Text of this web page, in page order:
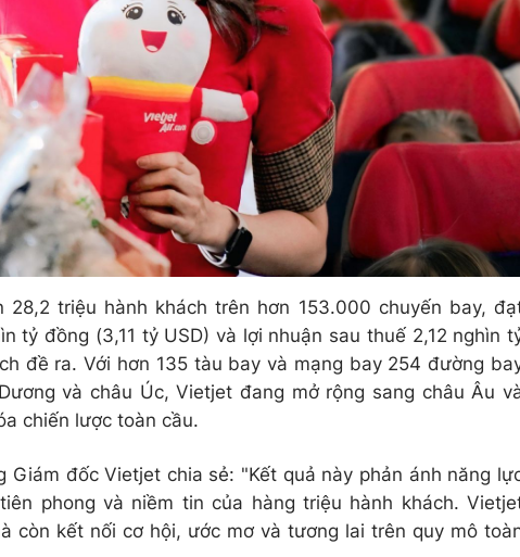
28,2 triệu hành khách trên hơn 153.000 chuyến bay,
tỷ đồng (3,11 tỷ USD) và lợi nhuận sau thuế 2,12 nghìn
đề ra. Với hơn 135 tàu bay và mạng bay 254 đường
và châu Úc, Vietjet đang mở rộng sang châu Âu
chiến lược toàn cầu.
Giám đốc Vietjet chia sẻ: "Kết quả này phản ánh năng
phong và niềm tin của hàng triệu hành khách.
còn kết nối cơ hội, ước mơ và tương lai trên quy mô